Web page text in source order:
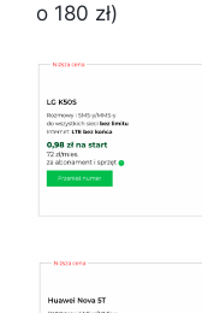
o 180 zł)